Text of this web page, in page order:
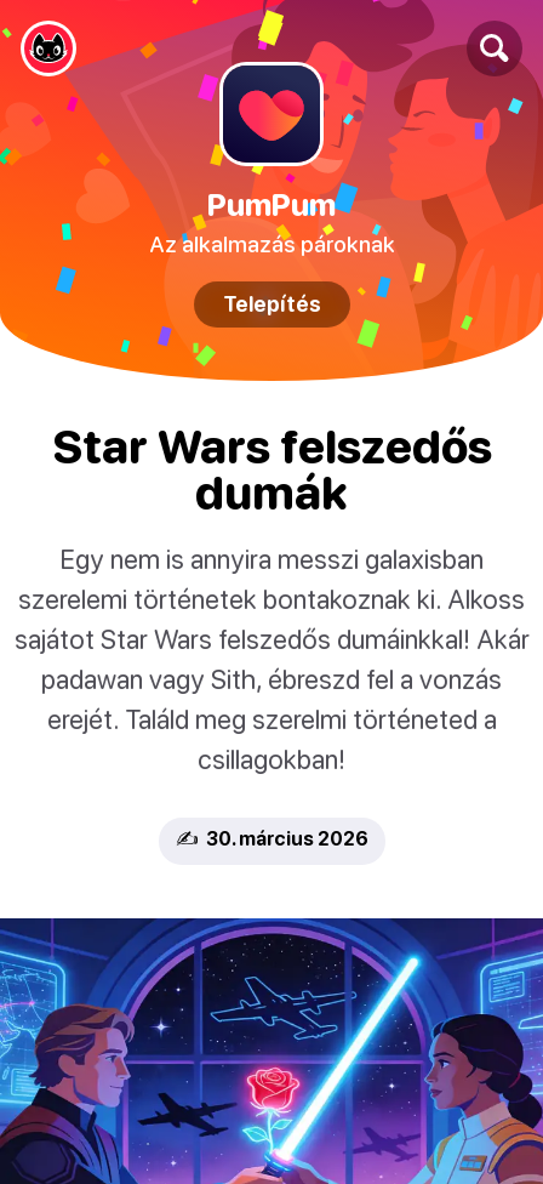
PumPum
Az alkalmazás pároknak
Telepítés
Star Wars felszedős
dumák
Egy nem is annyira messzi galaxisban
szerelemi történetek bontakoznak ki. Alkoss
sajátot Star Wars felszedős dumáinkkal! Akár
padawan vagy Sith, ébreszd fel a vonzás
erejét. Találd meg szerelmi történeted a
csillagokban!
✍️ 30. március 2026